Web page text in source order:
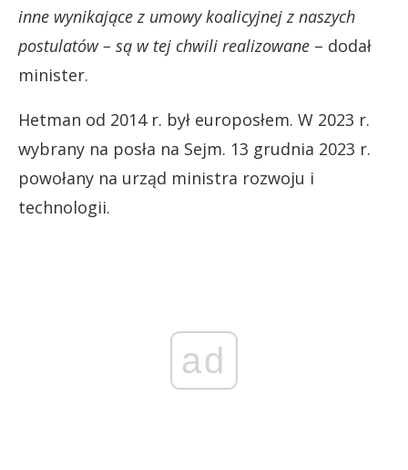
inne wynikające z umowy koalicyjnej z naszych
postulatów – są w tej chwili realizowane – dodał
minister.
Hetman od 2014 r. był europosłem. W 2023 r.
wybrany na posła na Sejm. 13 grudnia 2023 r.
powołany na urząd ministra rozwoju i
technologii.
ad